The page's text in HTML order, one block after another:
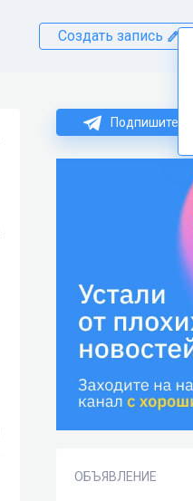
Создать запись
ОБЪЯВЛЕНИЕ